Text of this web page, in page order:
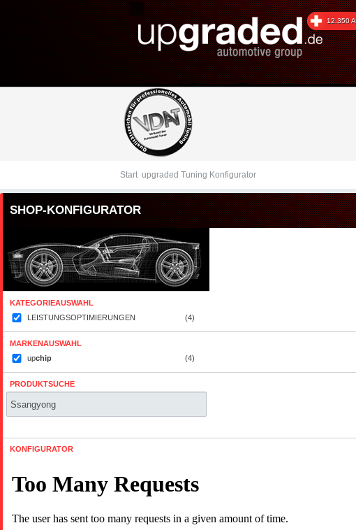
Tuningteile: Ssangyong
Kraftstoffoptimierung,
12.350
Start upgraded Tuning Konfigurator
SHOP-KONFIGURATOR
KATEGORIEAUSWAHL
LEISTUNGSOPTIMIERUNGEN (4)
MARKENAUSWAHL
upchip (4)
PRODUKTSUCHE
KONFIGURATOR